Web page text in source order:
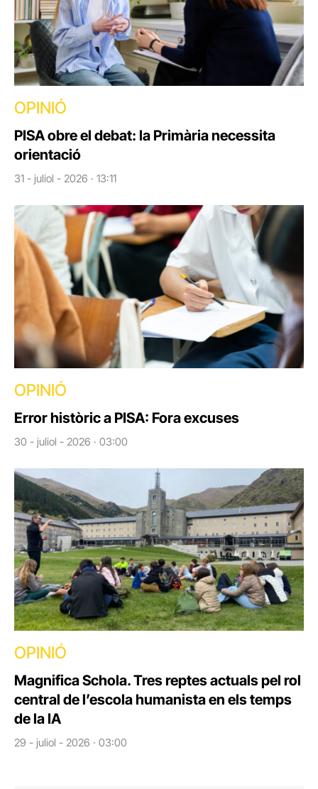
OPINIÓ
PISA obre el debat: la Primària necessita
orientació
31 - juliol - 2026 · 13:11
OPINIÓ
Error històric a PISA: Fora excuses
30 - juliol - 2026 · 03:00
OPINIÓ
Magnifica Schola. Tres reptes actuals pel rol
central de l’escola humanista en els temps
de la IA
29 - juliol - 2026 · 03:00